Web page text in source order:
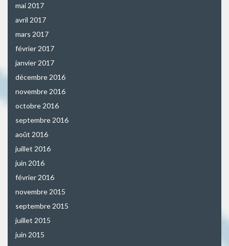
mai 2017
avril 2017
mars 2017
février 2017
janvier 2017
décembre 2016
novembre 2016
octobre 2016
septembre 2016
août 2016
juillet 2016
juin 2016
février 2016
novembre 2015
septembre 2015
juillet 2015
juin 2015